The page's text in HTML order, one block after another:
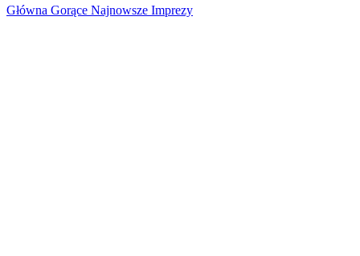
Główna Gorące Najnowsze Imprezy